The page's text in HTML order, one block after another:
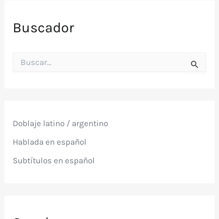
Buscador
o
:
Doblaje latino / argentino
Hablada en español
Subtítulos en español